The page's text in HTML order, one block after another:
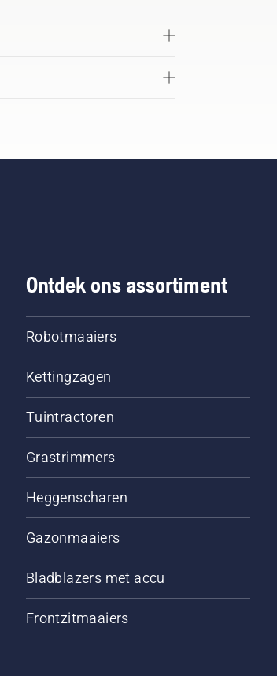
Ontdek ons assortiment
Robotmaaiers
Kettingzagen
Tuintractoren
Grastrimmers
Heggenscharen
Gazonmaaiers
Bladblazers met accu
Frontzitmaaiers